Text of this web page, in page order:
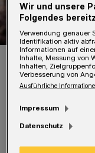
Symbolbild.
Foto: Myriams-Fotoss/
Wenn wieder
Wir und unsere
Folgendes
Verwendung genauer
Identifikation aktiv
Informationen auf
Inhalte, Messung von
Inhalten,
Verbesserung von
Ausführliche
Impressum
Datenschutz